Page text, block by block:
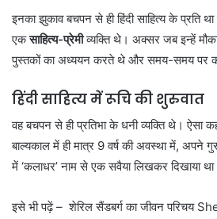
इनका झुकाव बचपन से ही हिंदी साहित्य के प्रति था
एकसाहित्य-प्रेमीव्यक्ति थे। अक्सर जब इन्हें मौका
पुस्तकों का अध्ययन करते थे और समय-समय पर
हिंदी साहित्य में रूचि की शुरुवात
वह बचपन से ही प्रतिभा के धनी व्यक्ति थे। ऐसा
बाल्यकाल में ही मात्र 9 वर्ष की अवस्था में, अपने
में ‘कलाधर’ नाम से एक सवैया लिखकर दिखाया
इसे भी पढ़ें – शेरिल सैंडबर्ग का जीवन परिचय